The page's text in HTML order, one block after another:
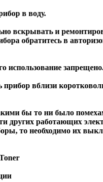
в воду.
вскрывать и
обратитесь в
использование
прибор вблизи
бы то ни было
других работающих
то необходимо их